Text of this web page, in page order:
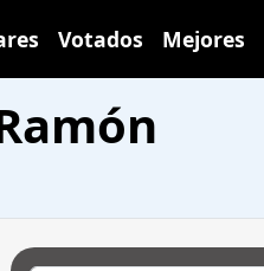
Votados Mejores